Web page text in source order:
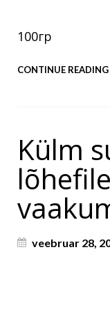
100гр
CONTINUE
Külm
veebruar 28,